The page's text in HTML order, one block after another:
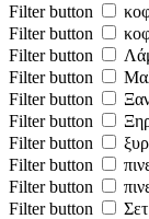
Filter button
Filter button
Filter button
Filter button
Filter button
Filter button
Filter button
Filter button
Filter button
Filter button